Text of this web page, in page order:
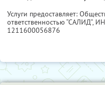
Услуги предоставляет:
ответственностью “САЛИД”,
1211600056876